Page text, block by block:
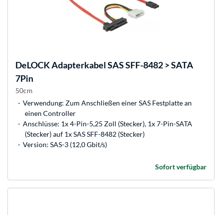
DeLOCKAdapterkabel SAS SFF-8482 > SATA
7Pin
50cm
Verwendung: Zum Anschließen einer SAS Festplatte an
einen Controller
Anschlüsse: 1x 4-Pin-5,25 Zoll (Stecker), 1x 7-Pin-SATA
(Stecker) auf 1x SAS SFF-8482 (Stecker)
Version: SAS-3 (12,0 Gbit/s)
Sofort verfügbar